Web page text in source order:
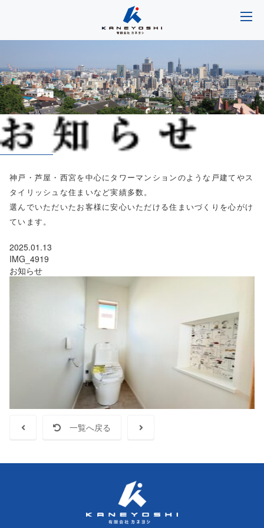
神戸・芦屋・西宮を中心にタワーマンションのような戸建てやス
タイリッシュな住まいなど実績多数。
選んでいただいたお客様に安心いただける住まいづくりを心がけ
ています。
2025.01.13
IMG_4919
お知らせ
一覧へ戻る